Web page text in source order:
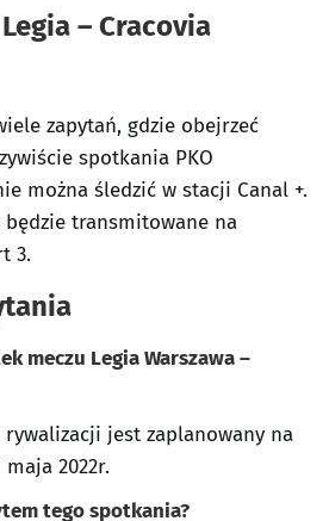
– Cracovia
zapytań, gdzie obejrzeć
spotkania PKO
można śledzić w stacji Canal +.
transmitowane na
3.
meczu Legia Warszawa –
jest zaplanowany na
maja 2022r.
tego spotkania?